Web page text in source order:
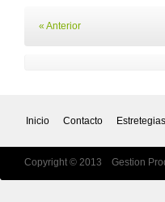
« Anterior
Inicio Contacto Estretegias
Copyright © 2013 Gestion